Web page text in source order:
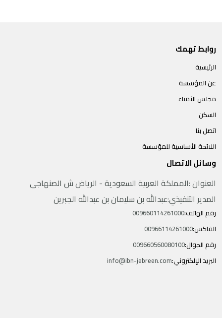
روابط تهمك
الرئيسية
عن المؤسسة
مجلس الأمناء
السكن
اتصل بنا
اللائحة الأساسية للمؤسسة
وسائل الاتصال
العنوان :المملكة العربية السعودية - الرياض ش الصنهاجى
المدير التنفيذي:عبدالله بن سليمان بن عبدالله الجبرين
رقم الهاتف:009660114261000
الفاكس:00966114261000
رقم الجوال:009660560080100
البريد الإلكتروني:info@ibn-jebreen.com